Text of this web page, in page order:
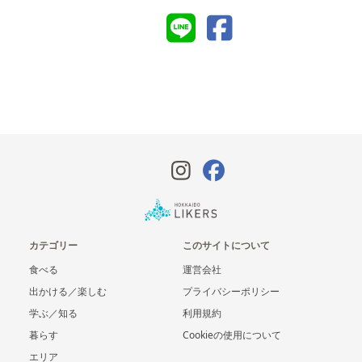
カテゴリー
食べる
出かける／楽しむ
学ぶ／知る
暮らす
エリア
このサイトについて
運営会社
プライバシーポリシー
利用規約
Cookieの使用について